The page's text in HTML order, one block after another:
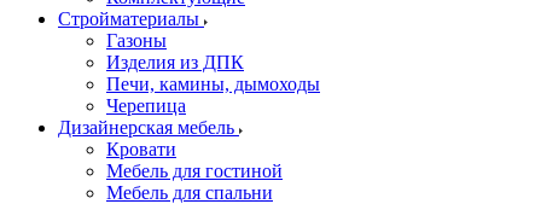
Стройматериалы
Газоны
Изделия из ДПК
Печи, камины, дымоходы
Черепица
Дизайнерская мебель
Кровати
Мебель для гостиной
Мебель для спальни